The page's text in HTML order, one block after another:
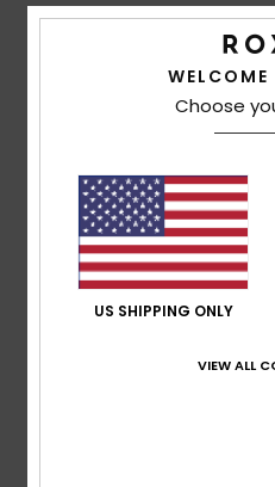
basierend auf2
100% unserer Kunden
Choose
US SHIPPING ONLY
VIEW ALL